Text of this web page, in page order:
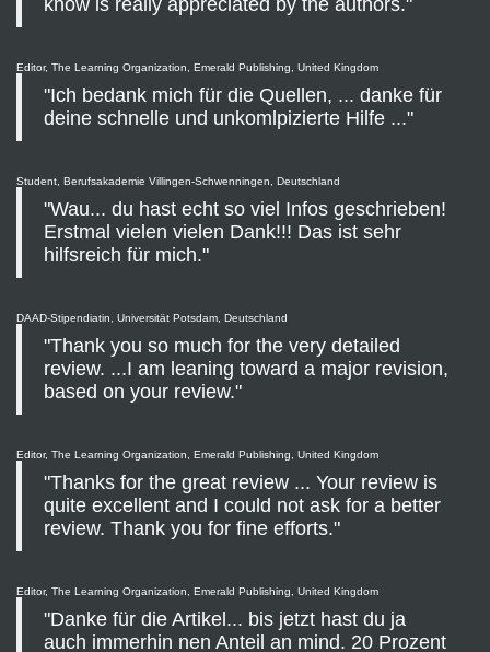
know is really appreciated by the authors."
Editor, The Learning Organization, Emerald Publishing, United Kingdom
"Ich bedank mich für die Quellen, ... danke für
deine schnelle und unkomlpizierte Hilfe ..."
Student, Berufsakademie Villingen-Schwenningen, Deutschland
"Wau... du hast echt so viel Infos geschrieben!
Erstmal vielen vielen Dank!!! Das ist sehr
hilfsreich für mich."
DAAD-Stipendiatin, Universität Potsdam, Deutschland
"Thank you so much for the very detailed
review. ...I am leaning toward a major revision,
based on your review."
Editor, The Learning Organization, Emerald Publishing, United Kingdom
"Thanks for the great review ... Your review is
quite excellent and I could not ask for a better
review. Thank you for fine efforts."
Editor, The Learning Organization, Emerald Publishing, United Kingdom
"Danke für die Artikel... bis jetzt hast du ja
auch immerhin nen Anteil an mind. 20 Prozent